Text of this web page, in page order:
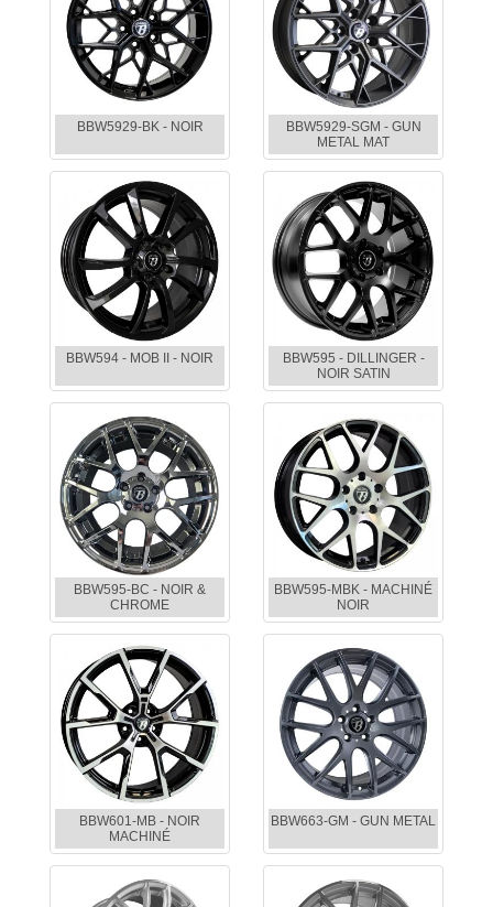
BBW5929-BK - NOIR
BBW5929-SGM - GUN
METAL MAT
BBW594 - MOB II - NOIR
BBW595 - DILLINGER -
NOIR SATIN
BBW595-BC - NOIR &
CHROME
BBW595-MBK - MACHINÉ
NOIR
BBW601-MB - NOIR
MACHINÉ
BBW663-GM - GUN METAL